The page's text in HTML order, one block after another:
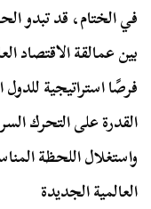
في الختام، قد تبدو
بين عمالقة الاقتصاد
فرصًا استراتيجية
القدرة على التحرك
واستغلال اللحظة
العالمية الجديدة